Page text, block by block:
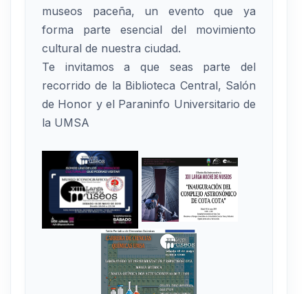
museos paceña, un evento que ya
forma parte esencial del movimiento
cultural de nuestra ciudad.
Te invitamos a que seas parte del
recorrido de la Biblioteca Central, Salón
de Honor y el Paraninfo Universitario de
la UMSA